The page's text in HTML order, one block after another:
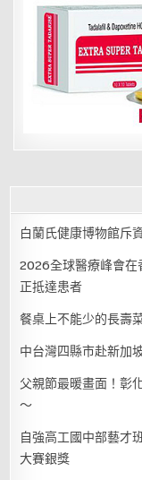
症
狀
同
樣
要
注
意
白蘭氏健康博物館
2026全球醫療峰會
正抵達患者
餐桌上不能少的長壽
中台灣四縣市赴新加
父親節最暖畫面！彰
～
自強高工國中部藝
大賽銀獎